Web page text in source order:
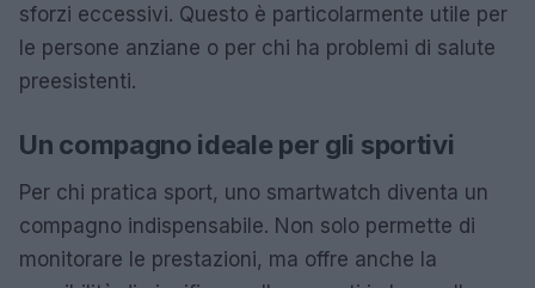
sforzi eccessivi. Questo è particolarmente utile per
le persone anziane o per chi ha problemi di salute
preesistenti.
Un compagno ideale per gli sportivi
Per chi pratica sport, uno smartwatch diventa un
compagno indispensabile. Non solo permette di
monitorare le prestazioni, ma offre anche la